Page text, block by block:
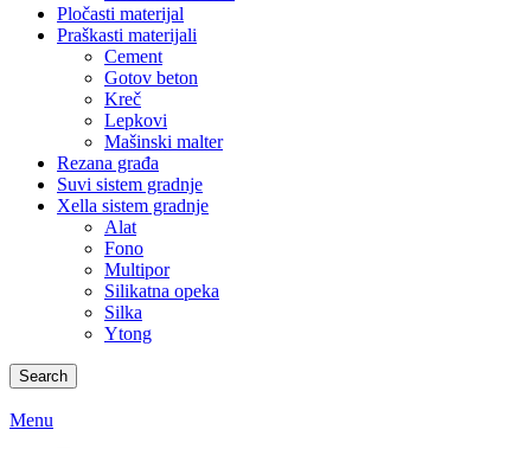
Pločasti materijal
Praškasti materijali
Cement
Gotov beton
Kreč
Lepkovi
Mašinski malter
Rezana građa
Suvi sistem gradnje
Xella sistem gradnje
Alat
Fono
Multipor
Silikatna opeka
Silka
Ytong
Search
Menu